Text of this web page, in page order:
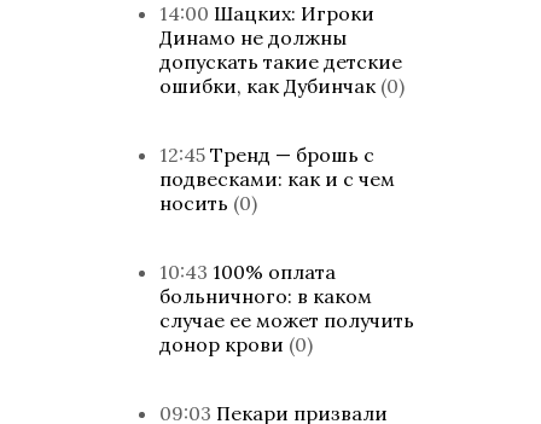
14:00 Шацких: Игроки
Динамо не должны
допускать такие детские
ошибки, как Дубинчак (0)
12:45 Тренд — брошь с
подвесками: как и с чем
носить (0)
10:43 100% оплата
больничного: в каком
случае ее может получить
донор крови (0)
09:03 Пекари призвали